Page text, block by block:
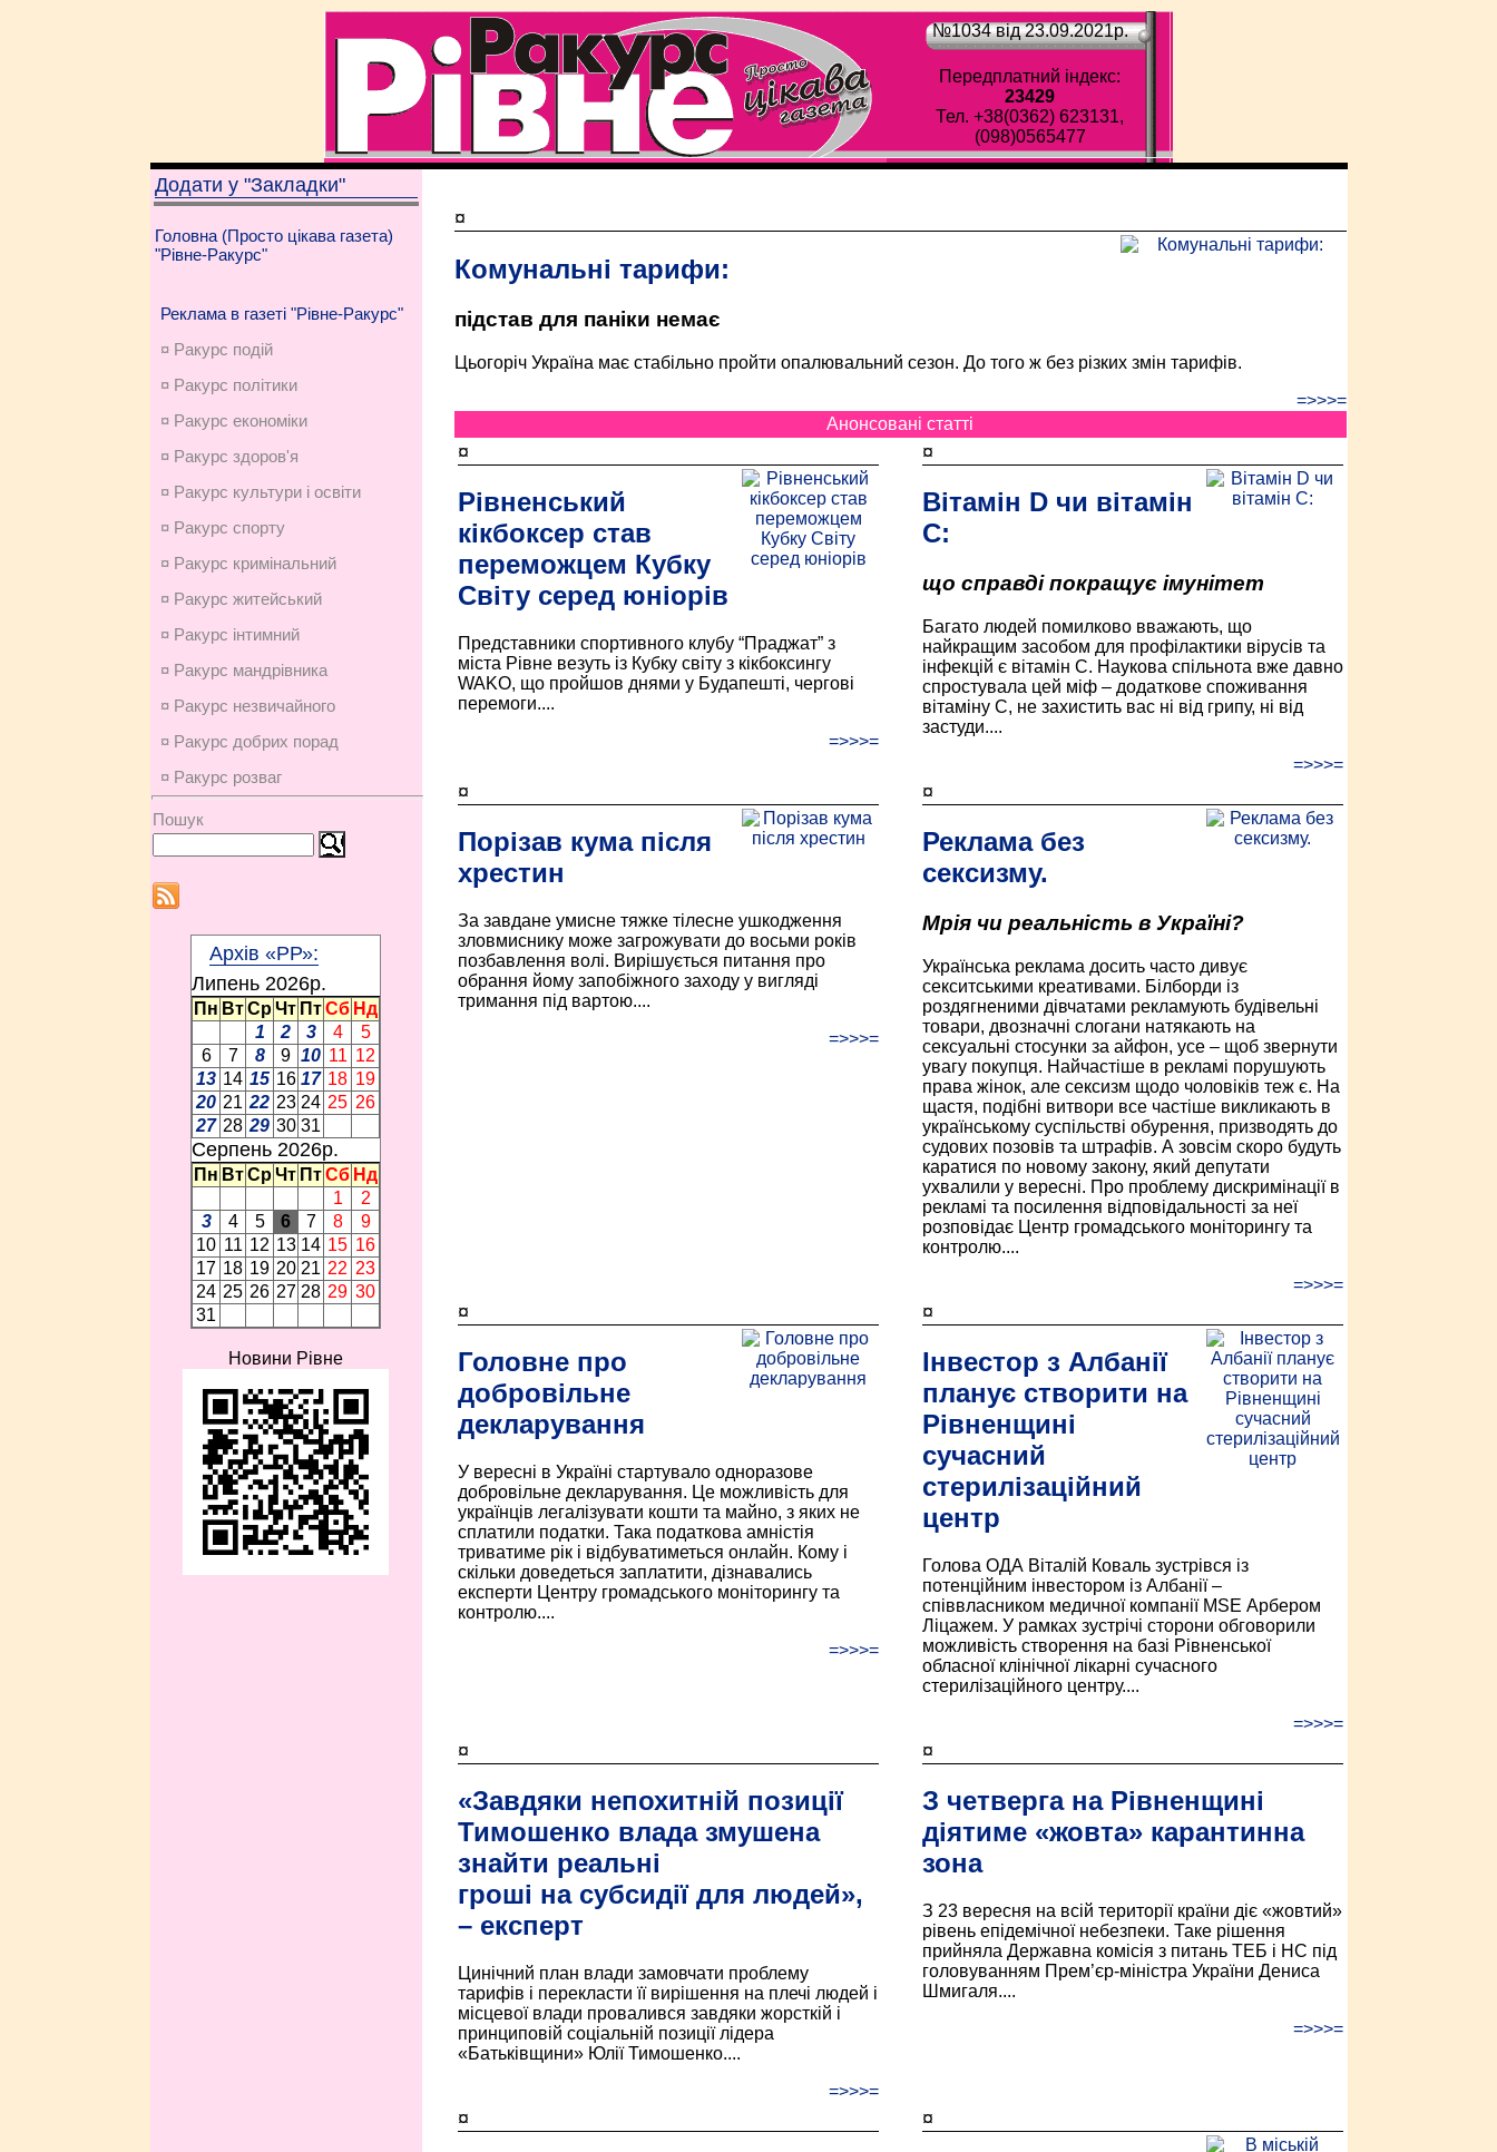
№1034 від 23.09.2021p.
Передплатний індекс:
23429
Тел. +38(0362) 623131,
(098)0565477
Додати у "Закладки"
Головна (Просто цікава газета)
"Рівне-Ракурс"
Реклама в газеті "Рівне-Ракурс"
¤ Ракурс подій
¤ Ракурс політики
¤ Ракурс економiки
¤ Ракурс здоров'я
¤ Ракурс культури і освіти
¤ Ракурс спорту
¤ Ракурс кримінальний
¤ Ракурс житейський
¤ Ракурс інтимний
¤ Ракурс мандрівника
¤ Ракурс незвичайного
¤ Ракурс добрих порад
¤ Ракурс розваг
Пошук
Архів «РР»:
Липень 2026p.
Пн ВтСрЧт ПтСб Нд
1
2 3 4
5
6
7 8 9 10 11 12
13 14 15 16 17 18 19
20 21 22 23 24 25 26
27 28 29 30 31
Серпень 2026p.
Пн ВтСрЧт ПтСб Нд
1
2
3
4 5 6 7 8
9
10 11 12 13 14 15 16
17 18 19 20 21 22 23
24 25 26 27 28 29 30
31
Новини Рівне
¤
Комунальні тарифи:
підстав для паніки немає
Цьогоріч Україна має стабільно пройти опалювальний сезон. До того ж без різких змін тарифів.
=>>>=
Анонсовані статті
¤
Рівненський
кікбоксер став
переможцем Кубку
Світу серед юніорів
Представники спортивного клубу “Праджат” з
міста Рівне везуть із Кубку світу з кікбоксингу
WAKO, що пройшов днями у Будапешті, чергові
перемоги....
=>>>=
¤
Вітамін D чи вітамін
С:
що справді покращує імунітет
Багато людей помилково вважають, що
найкращим засобом для профілактики вірусів та
інфекцій є вітамін С. Наукова спільнота вже давно
спростувала цей міф – додаткове споживання
вітаміну С, не захистить вас ні від грипу, ні від
застуди....
=>>>=
¤
Порізав кума після
хрестин
За завдане умисне тяжке тілесне ушкодження
зловмиснику може загрожувати до восьми років
позбавлення волі. Вирішується питання про
обрання йому запобіжного заходу у вигляді
тримання під вартою....
=>>>=
¤
Реклама без
сексизму.
Мрія чи реальність в Україні?
Українська реклама досить часто дивує
секситськими креативами. Білборди із
роздягненими дівчатами рекламують будівельні
товари, двозначні слогани натякають на
сексуальні стосунки за айфон, усе – щоб звернути
увагу покупця. Найчастіше в рекламі порушують
права жінок, але сексизм щодо чоловіків теж є. На
щастя, подібні витвори все частіше викликають в
українському суспільстві обурення, призводять до
судових позовів та штрафів. А зовсім скоро будуть
каратися по новому закону, який депутати
ухвалили у вересні. Про проблему дискримінації в
рекламі та посилення відповідальності за неї
розповідає Центр громадського моніторингу та
контролю....
=>>>=
¤
Головне про
добровільне
декларування
У вересні в Україні стартувало одноразове
добровільне декларування. Це можливість для
українців легалізувати кошти та майно, з яких не
сплатили податки. Така податкова амністія
триватиме рік і відбуватиметься онлайн. Кому і
скільки доведеться заплатити, дізнавались
експерти Центру громадського моніторингу та
контролю....
=>>>=
¤
Інвестор з Албанії
планує створити на
Рівненщині
сучасний
стерилізаційний
центр
Голова ОДА Віталій Коваль зустрівся із
потенційним інвестором із Албанії –
співвласником медичної компанії MSE Арбером
Ліцажем. У рамках зустрічі сторони обговорили
можливість створення на базі Рівненської
обласної клінічної лікарні сучасного
стерилізаційного центру....
=>>>=
¤
«Завдяки непохитній позиції
Тимошенко влада змушена
знайти реальні
гроші на субсидії для людей»,
– експерт
Цинічний план влади замовчати проблему
тарифів і перекласти її вирішення на плечі людей і
місцевої влади провалився завдяки жорсткій і
принциповій соціальній позиції лідера
«Батьківщини» Юлії Тимошенко....
=>>>=
¤
З четверга на Рівненщині
діятиме «жовта» карантинна
зона
З 23 вересня на всій території країни діє «жовтий»
рівень епідемічної небезпеки. Таке рішення
прийняла Державна комісія з питань ТЕБ і НС під
головуванням Прем’єр-міністра України Дениса
Шмигаля....
=>>>=
¤ ¤